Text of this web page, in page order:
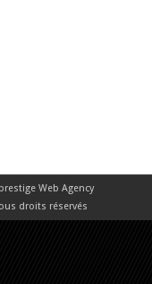
Web Agency
droits réservés